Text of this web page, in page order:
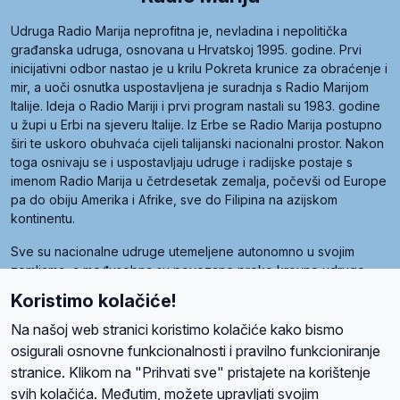
Udruga Radio Marija neprofitna je, nevladina i nepolitička
građanska udruga, osnovana u Hrvatskoj 1995. godine. Prvi
inicijativni odbor nastao je u krilu Pokreta krunice za obraćenje i
mir, a uoči osnutka uspostavljena je suradnja s Radio Marijom
Italije. Ideja o Radio Mariji i prvi program nastali su 1983. godine
u župi u Erbi na sjeveru Italije. Iz Erbe se Radio Marija postupno
širi te uskoro obuhvaća cijeli talijanski nacionalni prostor. Nakon
toga osnivaju se i uspostavljaju udruge i radijske postaje s
imenom Radio Marija u četrdesetak zemalja, počevši od Europe
pa do obiju Amerika i Afrike, sve do Filipina na azijskom
kontinentu.
Sve su nacionalne udruge utemeljene autonomno u svojim
zemljama, a međusobna su povezane preko krovne udruge
Radio Maria). Svjetsku obitelj utemeljilo je sedam članica, među
kojima je i hrvatska Udruga Radio Marija.
Koristimo kolačiće!
Na našoj web stranici koristimo kolačiće kako bismo
osigurali osnovne funkcionalnosti i pravilno funkcioniranje
stranice. Klikom na "Prihvati sve" pristajete na korištenje
svih kolačića. Međutim, možete upravljati svojim